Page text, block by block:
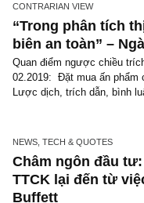
49 – Watch list 10 cp
PERSONS, HISTORIES &
tự nhiên làm chúng tôi
người đã “thầm lặng”